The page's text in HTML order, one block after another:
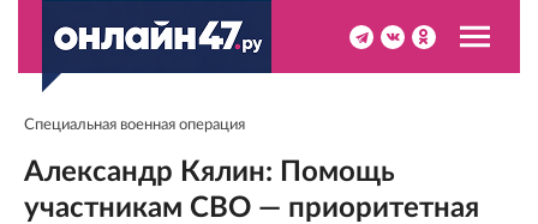
Специальная военная операция
Александр Кялин: Помощь
участникам СВО — приоритетная